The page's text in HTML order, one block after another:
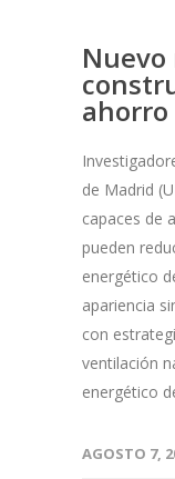
de Madrid
capaces de
pueden
energético
apariencia
con
ventilación
energético
AGOSTO 7,